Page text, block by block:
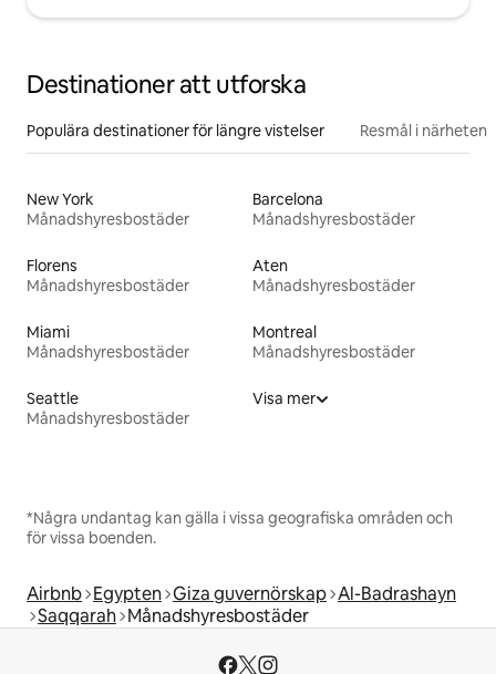
Destinationer att utforska
Populära destinationer för längre vistelser Resmål i närheten
New York
Månadshyresbostäder
Barcelona
Månadshyresbostäder
Florens
Månadshyresbostäder
Aten
Månadshyresbostäder
Miami
Månadshyresbostäder
Montreal
Månadshyresbostäder
Seattle
Månadshyresbostäder
Visa mer
*Några undantag kan gälla i vissa geografiska områden och
för vissa boenden.
Airbnb Egypten Giza guvernörskap Al-Badrashayn
Saqqarah Månadshyresbostäder